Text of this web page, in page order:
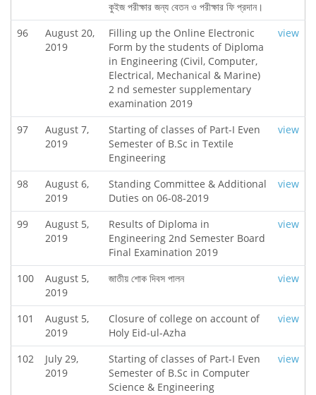
কুইজ পরীক্ষার জন্য বেতন ও পরীক্ষার ফি প্রদান।
96
August 20,
2019
Filling up the Online Electronic
Form by the students of Diploma
in Engineering (Civil, Computer,
Electrical, Mechanical & Marine)
2 nd semester supplementary
examination 2019
view
97
August 7,
2019
Starting of classes of Part-I Even
Semester of B.Sc in Textile
Engineering
view
98
August 6,
2019
Standing Committee & Additional
Duties on 06-08-2019
view
99
August 5,
2019
Results of Diploma in
Engineering 2nd Semester Board
Final Examination 2019
view
100
August 5,
2019
জাতীয় শোক দিবস পালন view
101
August 5,
2019
Closure of college on account of
Holy Eid-ul-Azha
view
102
July 29,
2019
Starting of classes of Part-I Even
Semester of B.Sc in Computer
Science & Engineering
view